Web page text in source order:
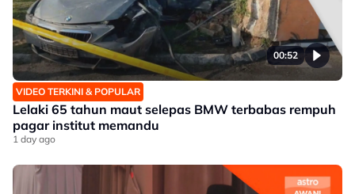
00:52
VIDEO TERKINI & POPULAR
Lelaki 65 tahun maut selepas BMW terbabas rempuh
pagar institut memandu
1 day ago